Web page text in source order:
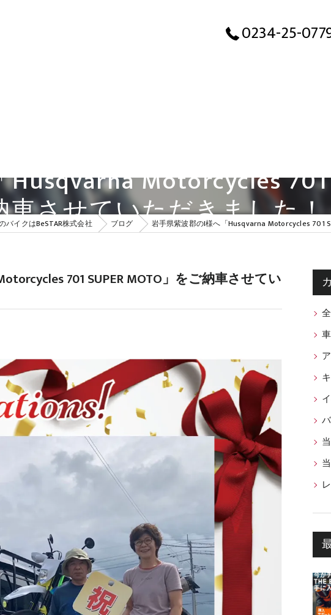
0234-25-
Motorcycles 701
車させていただきました！
バイクはBeSTAR株式会社 ブログ 岩手県紫波郡のI様へ「Husqvarna Motorcycles 701
701 SUPER MOTO」をご納車させてい